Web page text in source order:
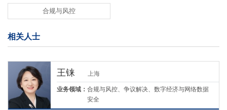
合规与风控
相关人士
王铼 上海
业务领域： 合规与风控、争议解决、数字经济与网络数据
安全